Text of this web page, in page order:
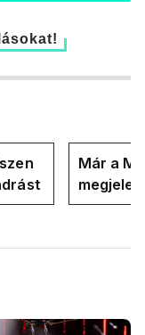
Már a
országot